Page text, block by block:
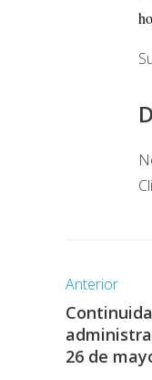
Anterior
26 de